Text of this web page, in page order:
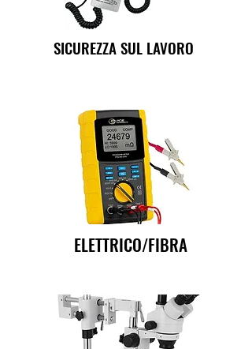
SICUREZZA SUL LAVORO
ELETTRICO/FIBRA